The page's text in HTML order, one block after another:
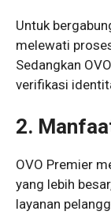
Untuk
melewati
Sedangkan
verifikasi
2.
OVO Premier
yang lebih
layanan